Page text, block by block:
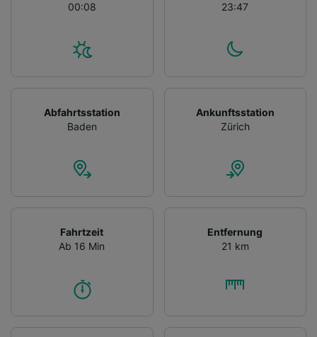
00:08
23:47
Abfahrtsstation
Baden
Ankunftsstation
Zürich
Fahrtzeit
Ab 16 Min
Entfernung
21 km